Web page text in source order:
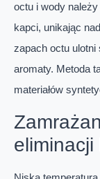
octu i wody
kapci, unikając
zapach octu ulotni
aromaty. Metoda
materiałów
eliminacji